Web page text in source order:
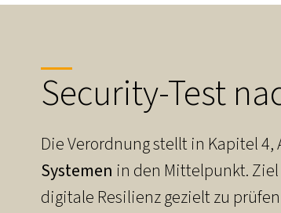
Security-Test
Die Verordnung stellt in Kapitel
Systemen in den Mittelpunkt.
digitale Resilienz gezielt zu